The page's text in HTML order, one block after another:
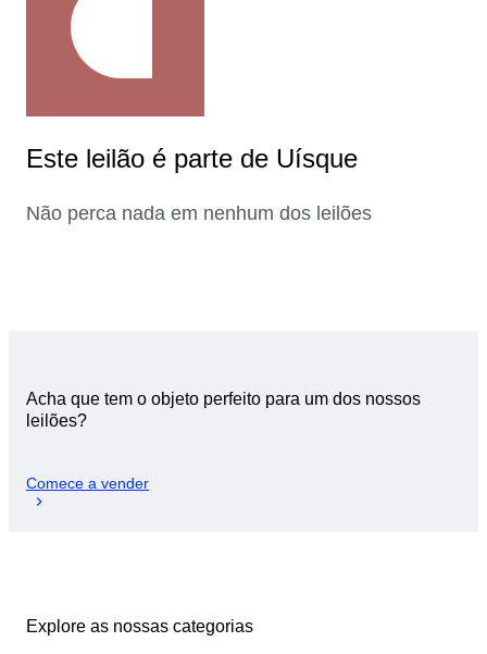
Este leilão é parte de Uísque
Não perca nada em nenhum dos leilões
Acha que tem o objeto perfeito para um dos nossos
leilões?
Comece a vender
Explore as nossas categorias